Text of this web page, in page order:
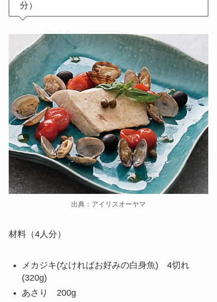
分）
出典：アイリスオーヤマ
材料（4人分）
メカジキ(なければお好みの白身魚) 4切れ
(320g)
あさり 200g